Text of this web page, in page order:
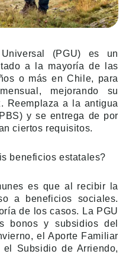
(PGU) es un
a la mayoría de las
o más en Chile, para
mejorando su
Reemplaza a la antigua
y se entrega de por
ciertos requisitos.
beneficios estatales?
es que al recibir la
a beneficios sociales.
de los casos. La PGU
bonos y subsidios del
el Aporte Familiar
el Subsidio de Arriendo,